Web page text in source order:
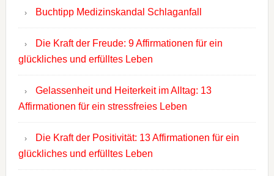
Buchtipp Medizinskandal Schlaganfall
Die Kraft der Freude: 9 Affirmationen für ein
glückliches und erfülltes Leben
Gelassenheit und Heiterkeit im Alltag: 13
Affirmationen für ein stressfreies Leben
Die Kraft der Positivität: 13 Affirmationen für ein
glückliches und erfülltes Leben